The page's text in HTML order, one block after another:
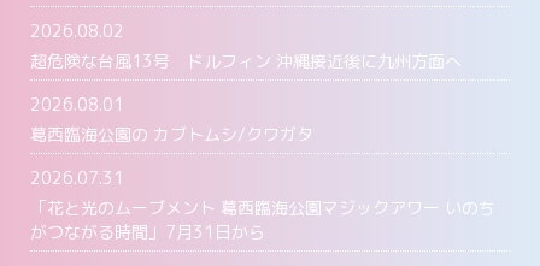
2026.08.02
超危険な台風13号 ドルフィン 沖縄接近後に九州方面へ
2026.08.01
葛西臨海公園の カブトムシ/クワガタ
2026.07.31
「花と光のムーブメント 葛西臨海公園マジックアワー いのち
がつながる時間」7月31日から